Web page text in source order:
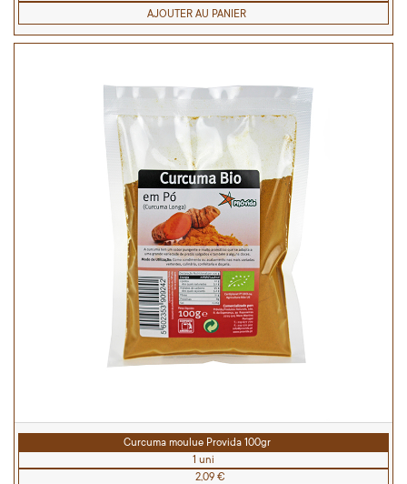
AJOUTER AU PANIER
Curcuma moulue Provida 100gr
1 uni
2,09 €